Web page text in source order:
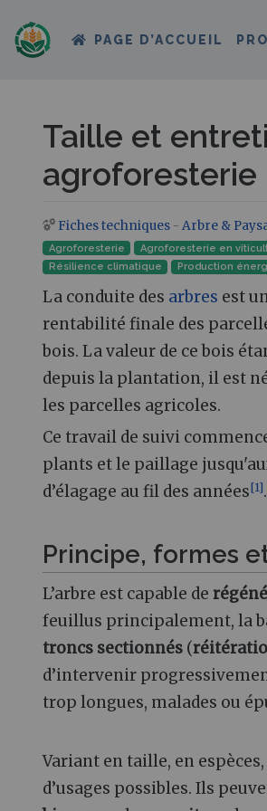
PAGE D’ACCUEIL
Taille et
agroforesterie
Aller à :navigation,
Fiches techniques - Arbre &
Agroforesterie Agroforesterie en
Résilience climatique
Production
La conduite des arbres est
rentabilité finale des
bois. La valeur de ce bois
depuis la plantation, il est
les parcelles agricoles.
Ce travail de suivi
plants et le paillage
d’élagage au fil des années[1].
Principe, formes
L’arbre est capable de
feuillus principalement, la
troncs sectionnés (
d’intervenir
trop longues, malades ou
Variant en taille, en
d’usages possibles. Ils